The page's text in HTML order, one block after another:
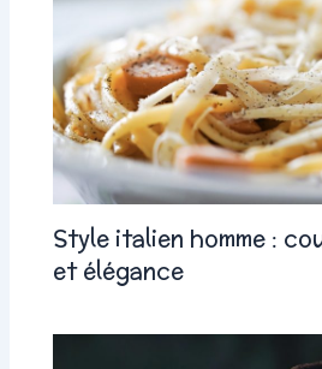
Style italien homme :
et élégance